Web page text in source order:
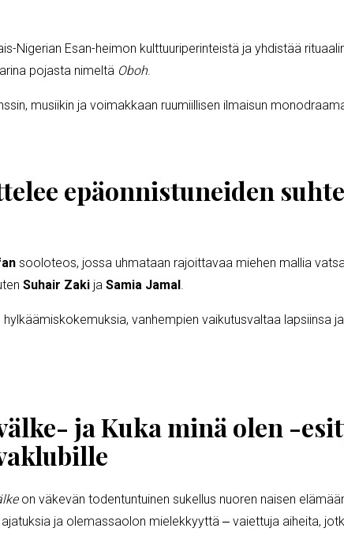
Nigerian Esan-heimon kulttuuriperinteistä ja yhdistää
pojasta nimeltä Oboh.
musiikin ja voimakkaan ruumiillisen ilmaisun
epäonnistuneiden
sooloteos, jossa uhmataan rajoittavaa miehen mallia
Suhair Zaki ja Samia Jamal
vanhempien vaikutusvaltaa lapsiinsa
ja Kuka minä olen -
on väkevän todentuntuinen sukellus nuoren naisen
ja olemassaolon mielekkyyttä ‒ vaiettuja aiheita,